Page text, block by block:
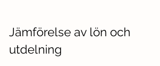
Jämförelse av lön och
utdelning